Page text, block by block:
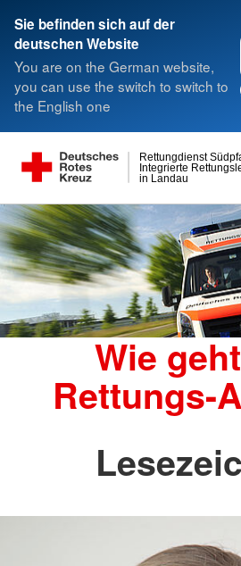
Sie befinden sich auf der
deutschen Website
You are on the German website,
you can use the switch to switch to
the English one
in Landau
Integrierte
Rettungdienst
Wie
Rettungs-